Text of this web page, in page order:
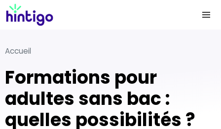
Accueil
Formations pour
adultes sans bac :
quelles possibilités ?